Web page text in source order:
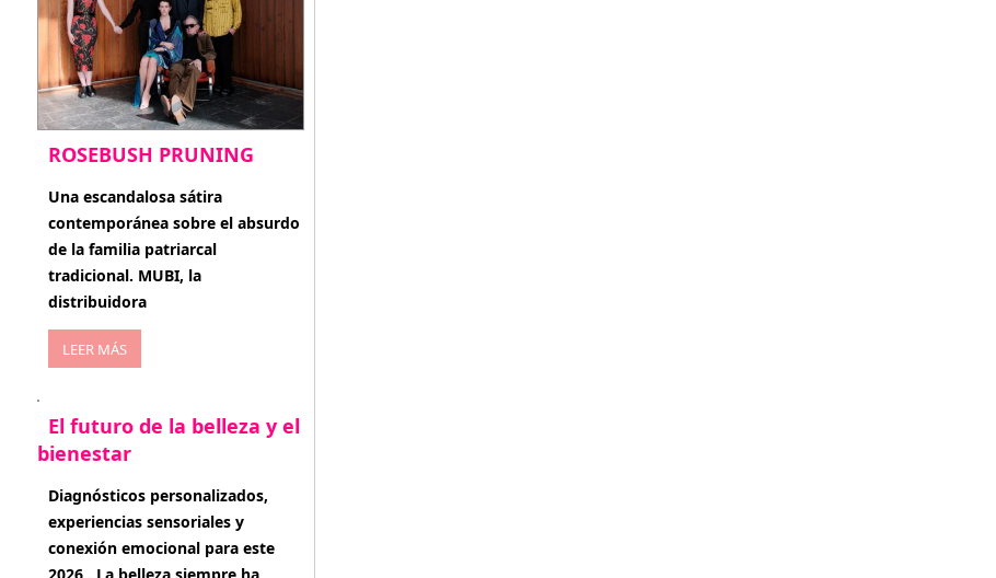
ROSEBUSH PRUNING
enero 20, 2026
Una escandalosa sátira
contemporánea sobre el absurdo
de la familia patriarcal
tradicional. MUBI, la
distribuidora
LEER MÁS
El futuro de la belleza y el
bienestar
enero 15, 2026
Diagnósticos personalizados,
experiencias sensoriales y
conexión emocional para este